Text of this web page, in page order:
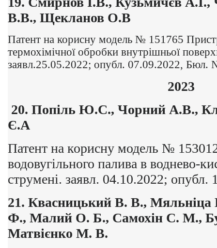
В.В., Щекланов О.В
Патент на корисну модель № 151765
термохімічної обробки внутрішньої
заявл.25.05.2022; опубл. 07.09.2022, Бюл.
2023
20. Попіль Ю.С., Чорний А.В.,
Є.А
Патент на корисну модель №
водовугільного палива в воднево-
струмені. заявл. 04.10.2022;
21. Квасницький В. В.,
Ф., Малий О. Б., Самохін С. М.,
Матвієнко М. В.